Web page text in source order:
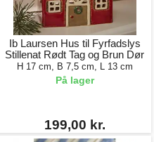
Ib Laursen Hus til Fyrfadslys
Stillenat Rødt Tag og Brun Dør
H 17 cm, B 7,5 cm, L 13 cm
På lager
199,00 kr.